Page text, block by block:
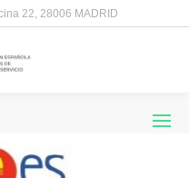
22, 28006 MADRID